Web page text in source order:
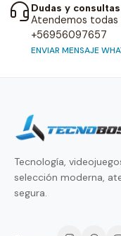
Dudas y consultas
Atendemos todas
+56956097657
ENVIAR MENSAJE
Tecnología,
selección moderna,
segura.